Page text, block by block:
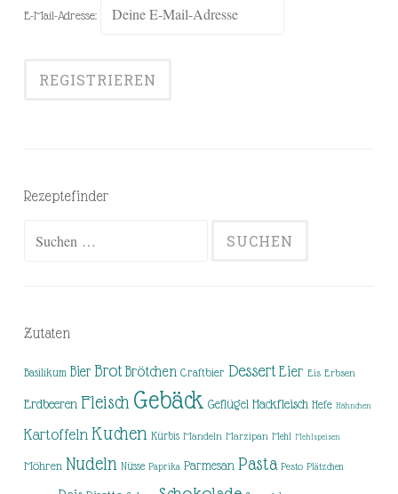
E-Mail-Adresse:
Rezeptefinder
Zutaten
Basilikum Bier Brot Brötchen Craftbier Dessert Eier Eis Erbsen
Erdbeeren Fleisch Gebäck Geflügel Hackfleisch Hefe Hähnchen
Kartoffeln Kuchen Kürbis Mandeln Marzipan Mehl Mehlspeisen
Möhren Nudeln Nüsse Paprika Parmesan Pasta Pesto Plätzchen